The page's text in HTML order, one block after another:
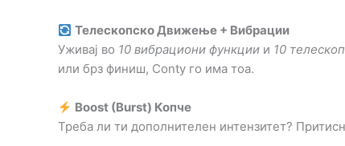
Телескопско Движење + Вибрации
Уживај во 10 вибрациони функции и 10
или брз финиш, Conty го има тоа.
Boost (Burst) Копче
Треба ли ти дополнителен интензитет?